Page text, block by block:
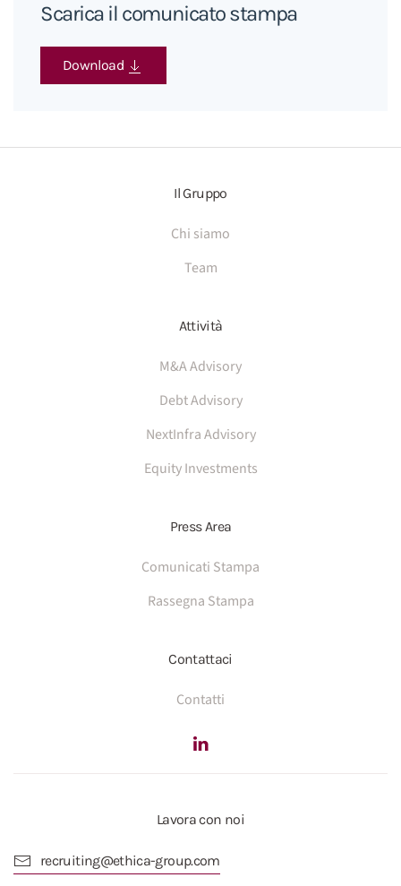
Scarica il comunicato stampa
Download
Il Gruppo
Chi siamo
Team
Attività
M&A Advisory
Debt Advisory
NextInfra Advisory
Equity Investments
Press Area
Comunicati Stampa
Rassegna Stampa
Contattaci
Contatti
Lavora con noi
recruiting@ethica-group.com